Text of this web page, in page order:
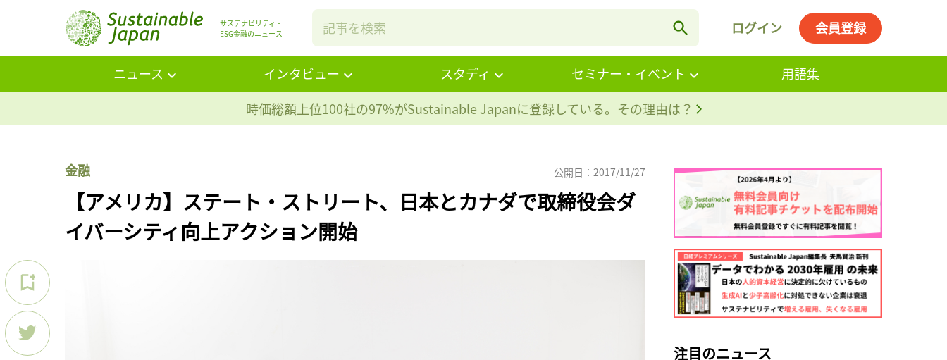
サステナビリティ・
ESG金融のニュース
ログイン 会員登録
ニュース インタビュー スタディ セミナー・イベント
用語集
時価総額上位100社の97%がSustainable Japanに登録している。その理由は？
金融 公開日：2017/11/27
【アメリカ】ステート・ストリート、日本とカナダで取締役会ダ
イバーシティ向上アクション開始
注目のニュース